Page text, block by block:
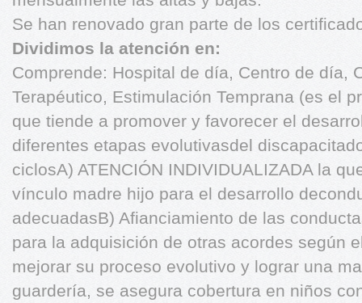
Se han renovado gran parte de los
Dividimos la atención en:
Comprende: Hospital de día, Centro de día,
Terapéutico, Estimulación Temprana (es el
que tiende a promover y favorecer el
diferentes etapas evolutivasdel
ciclosA) ATENCIÓN INDIVIDUALIZADA la
vínculo madre hijo para el desarrollo
adecuadasB) Afianciamiento de las
para la adquisición de otras acordes según
mejorar su proceso evolutivo y lograr una
guardería, se asegura cobertura en niños